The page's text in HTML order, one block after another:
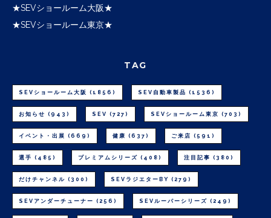
★SEVショールーム大阪★
★SEVショールーム東京★
TAG
SEVショールーム大阪 (1856) SEV自動車製品 (1536)
お知らせ (943) SEV (727) SEVショールーム東京 (703)
イベント・出展 (669) 健康 (637) ご来店 (591)
選手 (485) プレミアムシリーズ (408) 注目記事 (380)
だけチャンネル (300) SEVラジエターBY (279)
SEVアンダーチューナー (256) SEVルーパーシリーズ (249)